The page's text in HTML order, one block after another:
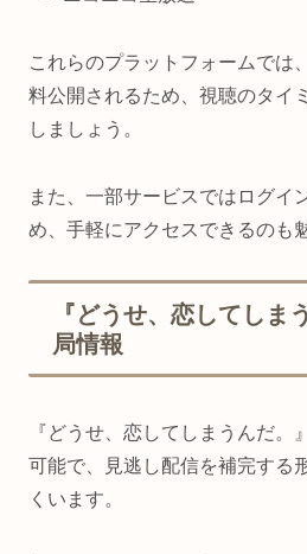
これらのプラットフォームでは
料公開されるため、視聴のタイ
しましょう。
また、一部サービスではログイ
め、手軽にアクセスできるのも
『どうせ、恋してしま
局情報
『どうせ、恋してしまうんだ。
可能で、見逃し配信を補完する
くいます。